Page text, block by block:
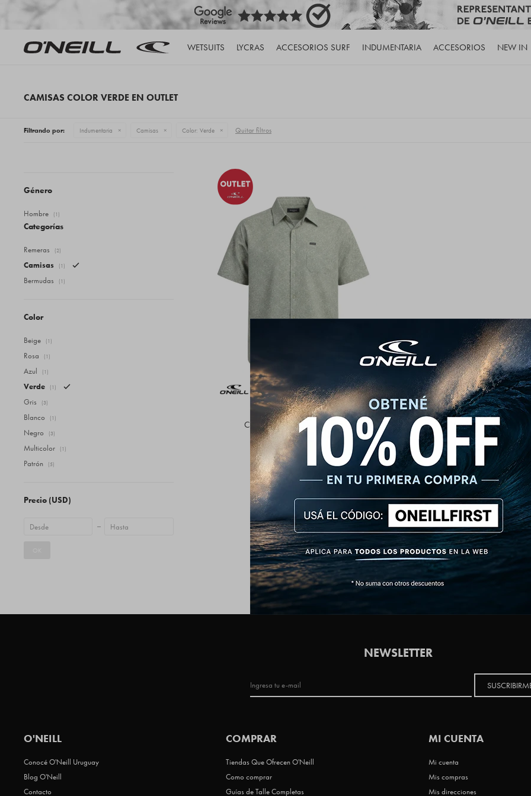
WETSUITS LYCRAS ACCESORIOS SURF INDUMENTARIA ACCESORIOS NEW IN
CAMISAS COLOR VERDE EN OUTLET
Filtrando por: Indumentaria Camisas Color: Verde Quitar filtros
Camisa O'Neill TRVLR Floral
$ 1.790
Categorías
Remeras (2)
Camisas (1)
Bermudas (1)
Precio (USD)
Color
Beige (1)
Rosa (1)
Azul (1)
Verde (1)
Gris (3)
Blanco (1)
Negro (3)
Multicolor (1)
Patrón (5)
Género
Hombre (1)
O'NEILL
Conocé O'Neill Uruguay
Blog O'Neill
Contacto
COMPRAR
Tiendas Que Ofrecen O'Neill
Como comprar
Guías de Talle Completas
MI CUENTA
Mi cuenta
Mis compras
Mis direcciones
NEWSLETTER